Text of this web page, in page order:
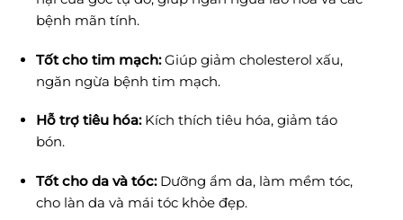
bệnh mãn tính.
Tốt cho tim mạch:Giúp giảm cholesterol xấu,
ngăn ngừa bệnh tim mạch.
Hỗ trợ tiêu hóa:Kích thích tiêu hóa, giảm táo
bón.
Tốt cho da và tóc:Dưỡng ẩm da, làm mềm tóc,
cho làn da và mái tóc khỏe đẹp.